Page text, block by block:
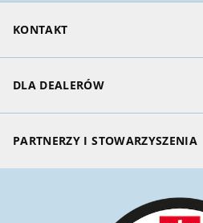
KONTAKT
DLA DEALERÓW
PARTNERZY I STOWARZYSZENIA